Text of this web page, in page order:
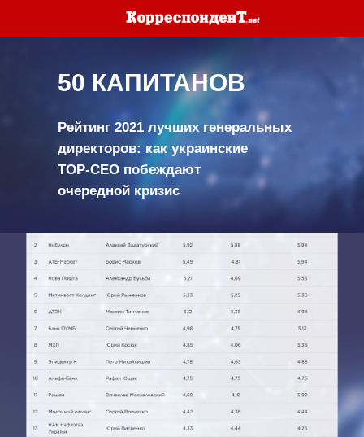
Рейтинг 2021 лучших генеральных
директоров: как украинские
TOP-СЕО побеждают
очередной кризис
50 КАПИТАНОВ